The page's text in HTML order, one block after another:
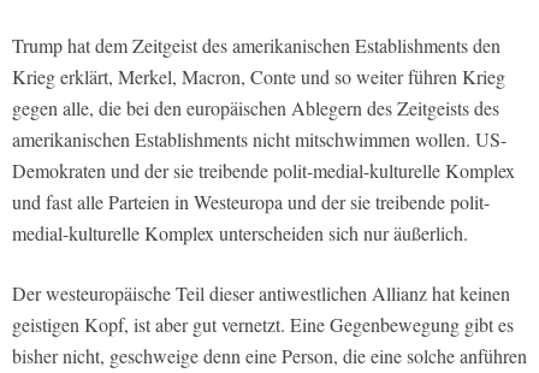
Trump hat dem Zeitgeist des amerikanischen Establishments den
Krieg erklärt, Merkel, Macron, Conte und so weiter führen Krieg
gegen alle, die bei den europäischen Ablegern des Zeitgeists des
amerikanischen Establishments nicht mitschwimmen wollen. US-
Demokraten und der sie treibende polit-medial-kulturelle Komplex
und fast alle Parteien in Westeuropa und der sie treibende polit-
medial-kulturelle Komplex unterscheiden sich nur äußerlich.
Der westeuropäische Teil dieser antiwestlichen Allianz hat keinen
geistigen Kopf, ist aber gut vernetzt. Eine Gegenbewegung gibt es
bisher nicht, geschweige denn eine Person, die eine solche anführen